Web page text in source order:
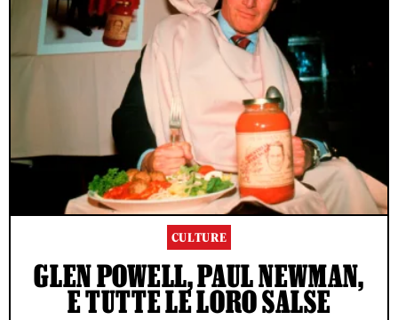
CULTURE
GLEN POWELL, PAUL NEWMAN,
E TUTTE LE LORO SALSE